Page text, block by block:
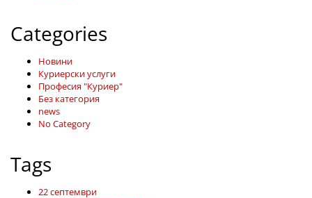
Categories
Новини
Куриерски услуги
Професия "Куриер"
Без категория
news
No Category
Tags
22 септември